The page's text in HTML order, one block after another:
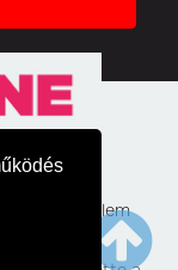
Adatvédelem